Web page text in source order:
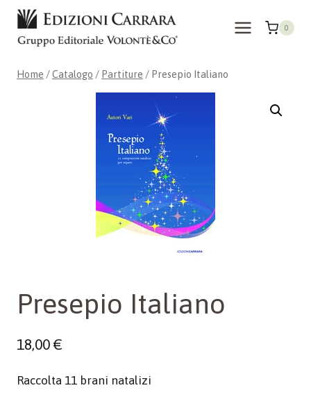
Salta
contenuto
0
Home /Catalogo / Partiture / Presepio Italiano
Presepio Italiano
18,00€
Raccolta 11 brani natalizi